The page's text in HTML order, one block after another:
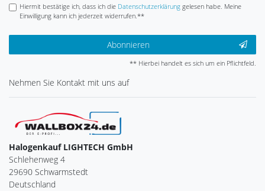
Hiermit bestätige ich, dass ich die Daten­schutz­erklärunggelesen habe. Meine
Einwilligung kann ich jederzeit widerrufen.**
Abonnieren
** Hierbei handelt es sich um ein Pflichtfeld.
Nehmen Sie Kontakt mit uns auf
Halogenkauf LIGHTECH GmbH
Schlehenweg 4
29690 Schwarmstedt
Deutschland